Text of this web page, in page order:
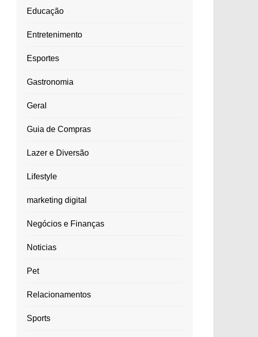
Educação
Entretenimento
Esportes
Gastronomia
Geral
Guia de Compras
Lazer e Diversão
Lifestyle
marketing digital
Negócios e Finanças
Noticias
Pet
Relacionamentos
Sports